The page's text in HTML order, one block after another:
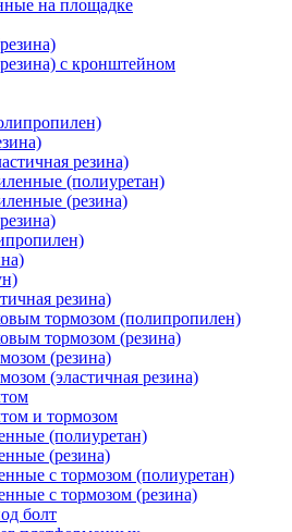
на площадке
с кронштейном
резина)
(полиуретан)
(резина)
резина)
тормозом (полипропилен)
тормозом (резина)
(резина)
(эластичная резина)
и тормозом
(полиуретан)
(резина)
с тормозом (полиуретан)
с тормозом (резина)
болт